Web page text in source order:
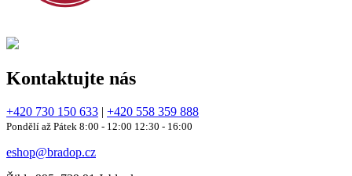
Kontaktujte nás
+420 730 150 633 | +420 558 359 888
Pondělí až Pátek 8:00 - 12:00 12:30 - 16:00
eshop@bradop.cz